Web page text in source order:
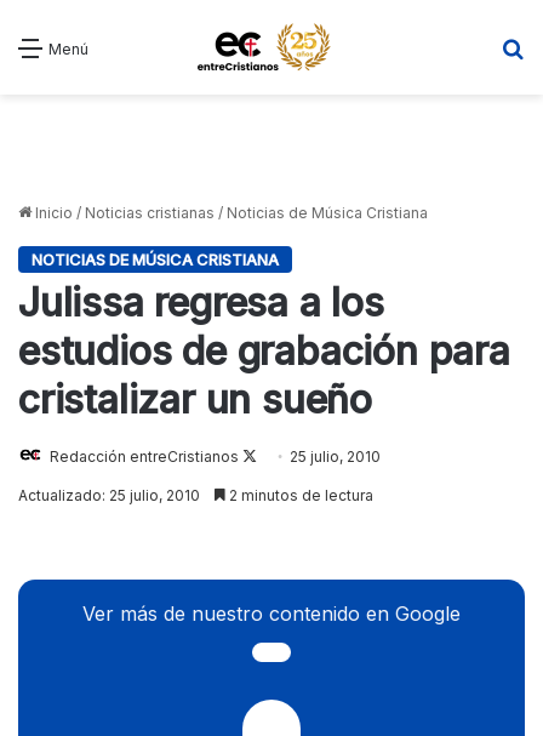
Menú
Inicio / Noticias cristianas / Noticias de Música Cristiana
NOTICIAS DE MÚSICA CRISTIANA
Julissa regresa a los
estudios de grabación para
cristalizar un sueño
Redacción entreCristianos
Follow25 julio, 2010
Actualizado: 25 julio, 2010 2 minutos de lectura
Ver más de nuestro contenido en Google